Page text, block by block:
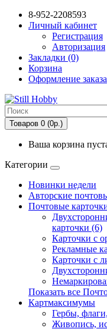
8-952-2208593
Личный кабинет
Регистрация
Авторизация
Закладки (0)
Корзина
Оформление заказа
Товаров 0 (0р.)
Ваша корзина
Категории
Новинки недели
Авторские
Почтовые
карточки (6)
Карточки с
Рекламные
Карточки с
Показать все
Картмаксимумы
Гербы,
Живопись,